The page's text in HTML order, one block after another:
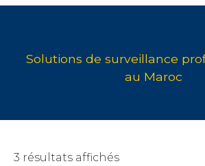
3 résultats affichés